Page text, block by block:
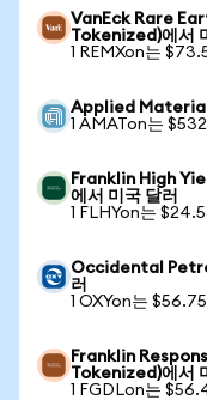
VanEck Rare
Tokenized)에서
1 REMXon는
Applied
1 AMATon는
Franklin High
에서 미국 달러
1 FLHYon는
Occidental
러
1 OXYon는
Franklin
Tokenized)에서
1 FGDLon는